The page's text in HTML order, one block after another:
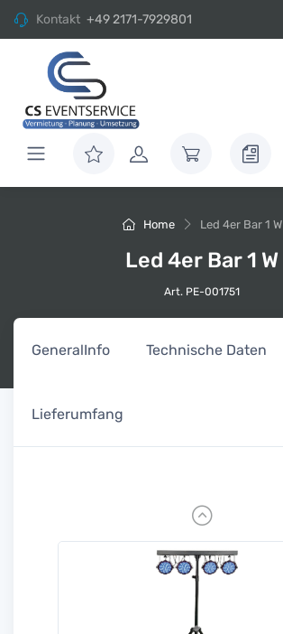
Kontakt +49 2171-7929801
Home Led 4er Bar 1 W
Led 4er Bar 1 W
Art. PE-001751
GeneralInfo Technische Daten
Lieferumfang
Previous